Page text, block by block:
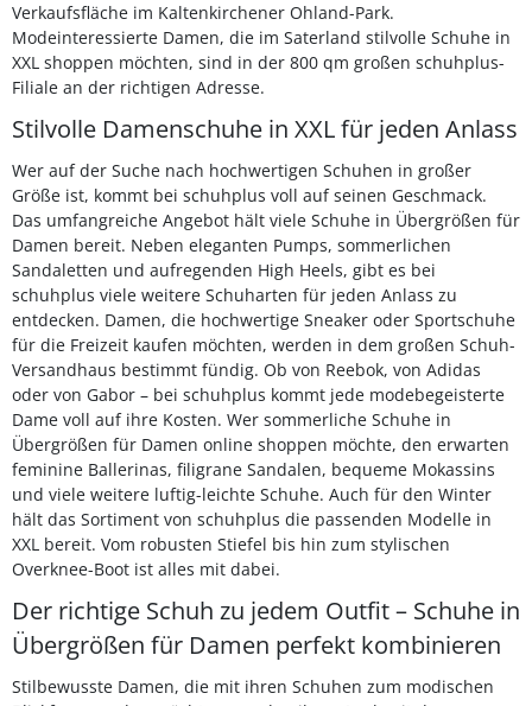
Verkaufsfläche im Kaltenkirchener Ohland-Park.
Modeinteressierte Damen, die im Saterland stilvolle Schuhe in
XXL shoppen möchten, sind in der 800 qm großen schuhplus-
Filiale an der richtigen Adresse.
Stilvolle Damenschuhe in XXL für jeden Anlass
Wer auf der Suche nach hochwertigen Schuhen in großer
Größe ist, kommt bei schuhplus voll auf seinen Geschmack.
Das umfangreiche Angebot hält viele Schuhe in Übergrößen für
Damen bereit. Neben eleganten Pumps, sommerlichen
Sandaletten und aufregenden High Heels, gibt es bei
schuhplus viele weitere Schuharten für jeden Anlass zu
entdecken. Damen, die hochwertige Sneaker oder Sportschuhe
für die Freizeit kaufen möchten, werden in dem großen Schuh-
Versandhaus bestimmt fündig. Ob von Reebok, von Adidas
oder von Gabor – bei schuhplus kommt jede modebegeisterte
Dame voll auf ihre Kosten. Wer sommerliche Schuhe in
Übergrößen für Damen online shoppen möchte, den erwarten
feminine Ballerinas, filigrane Sandalen, bequeme Mokassins
und viele weitere luftig-leichte Schuhe. Auch für den Winter
hält das Sortiment von schuhplus die passenden Modelle in
XXL bereit. Vom robusten Stiefel bis hin zum stylischen
Overknee-Boot ist alles mit dabei.
Der richtige Schuh zu jedem Outfit – Schuhe in
Übergrößen für Damen perfekt kombinieren
Stilbewusste Damen, die mit ihren Schuhen zum modischen